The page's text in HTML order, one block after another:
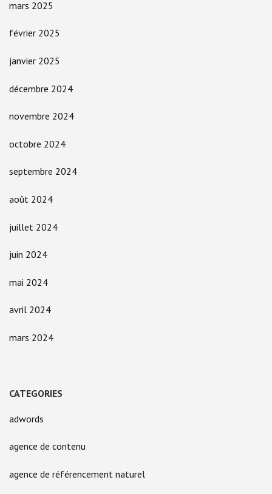
mars 2025
février 2025
janvier 2025
décembre 2024
novembre 2024
octobre 2024
septembre 2024
août 2024
juillet 2024
juin 2024
mai 2024
avril 2024
mars 2024
CATEGORIES
adwords
agence de contenu
agence de référencement naturel